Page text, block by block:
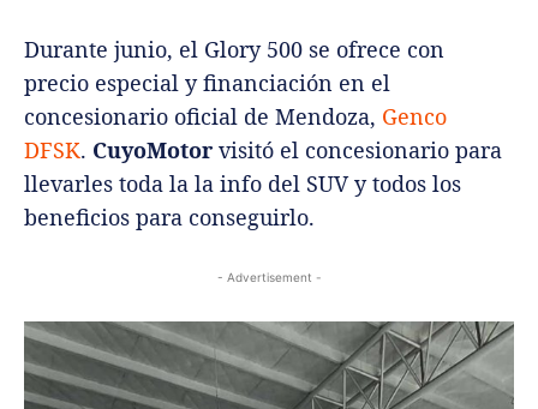
Durante junio, el Glory 500 se ofrece con
precio especial y financiación en el
concesionario oficial de Mendoza, Genco
DFSK. CuyoMotor visitó el concesionario para
llevarles toda la la info del SUV y todos los
beneficios para conseguirlo.
- Advertisement -